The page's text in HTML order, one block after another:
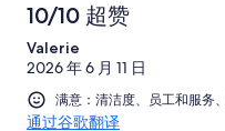
10/10 超赞
Valerie
2026 年 6 月 11 日
满意：清洁度、员工和服务
通过谷歌翻译